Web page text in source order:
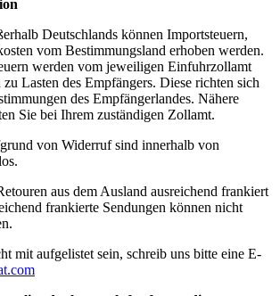
Deutschlands können Importsteuern,
vom Bestimmungsland erhoben werden.
werden vom jeweiligen Einfuhrzollamt
Lasten des Empfängers. Diese richten sich
des Empfängerlandes. Nähere
Sie bei Ihrem zuständigen Zollamt.
von Widerruf sind innerhalb von
aus dem Ausland ausreichend frankiert
frankierte Sendungen können nicht
mit aufgelistet sein, schreib uns bitte eine E-